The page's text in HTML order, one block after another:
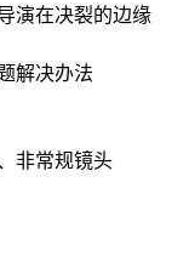
演在决裂的边缘
解决办法
非常规镜头